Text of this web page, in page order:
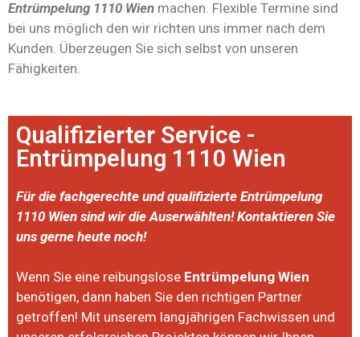
Entrümpelung 1110 Wien machen. Flexible Termine sind
bei uns möglich den wir richten uns immer nach dem
Kunden. Überzeugen Sie sich selbst von unseren
Fähigkeiten.
Qualifizierter Service -
Entrümpelung 1110 Wien
Für die fachgerechte und qualifizierte Entrümpelung
1110 Wien sind wir die Auserwählten! Kontaktieren Sie
uns gerne heute noch!
Wenn Sie eine reibungslose Entrümpelung Wien
benötigen, dann haben Sie den richtigen Partner
getroffen! Mit unserem langjährigen Fachwissen und